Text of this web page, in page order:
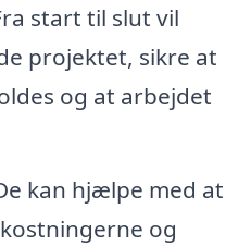
start til slut vil
projektet, sikre at
og at arbejdet
kan hjælpe med at
og